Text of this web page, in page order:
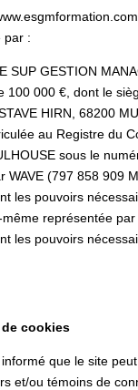
par :
SUP GESTION
100 000 €, dont le
HIRN, 68200
au Registre du
sous le
WAVE (797 858 909
les pouvoirs
représentée par
les pouvoirs
cookies
informé que le site
et/ou témoins de